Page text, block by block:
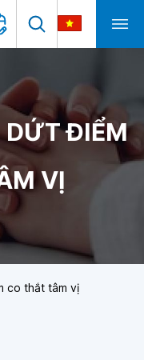
DỨT ĐIỂM
VỊ
co thắt tâm vị